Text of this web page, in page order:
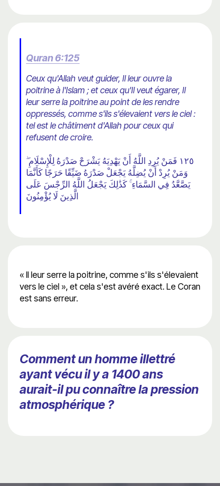
Quran 6:125
Ceux qu'Allah veut guider, Il leur ouvre la
poitrine à l'Islam ; et ceux qu'Il veut égarer, Il
leur serre la poitrine au point de les rendre
oppressés, comme s'ils s'élevaient vers le ciel :
tel est le châtiment d'Allah pour ceux qui
refusent de croire.
١٢٥ فَمَنْ يُرِدِ اللَّهُ أَنْ يَهْدِيَهُ يَشْرَحْ صَدْرَهُ لِلْإِسْلَامِ ۖ
وَمَنْ يُرِدْ أَنْ يُضِلَّهُ يَجْعَلْ صَدْرَهُ ضَيِّقًا حَرَجًا كَأَنَّمَا
يَصَّعَّدُ فِي السَّمَاءِ ۚ كَذَٰلِكَ يَجْعَلُ اللَّهُ الرِّجْسَ عَلَى
الَّذِينَ لَا يُؤْمِنُونَ
« Il leur serre la poitrine, comme s'ils s'élevaient
vers le ciel », et cela s'est avéré exact. Le Coran
est sans erreur.
Comment un homme illettré
ayant vécu il y a 1400 ans
aurait-il pu connaître la pression
atmosphérique ?